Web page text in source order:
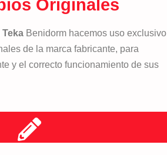
Originales
Teka Benidorm hacemos uso exclusivo
de la marca fabricante, para
y el correcto funcionamiento de sus